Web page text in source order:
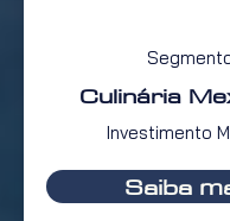
Culinária
Investimento
Saiba